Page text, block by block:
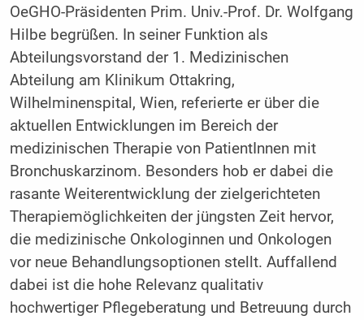
OeGHO-Präsidenten Prim. Univ.-Prof. Dr. Wolfgang
Hilbe begrüßen. In seiner Funktion als
Abteilungsvorstand der 1. Medizinischen
Abteilung am Klinikum Ottakring,
Wilhelminenspital, Wien, referierte er über die
aktuellen Entwicklungen im Bereich der
medizinischen Therapie von PatientInnen mit
Bronchuskarzinom. Besonders hob er dabei die
rasante Weiterentwicklung der zielgerichteten
Therapiemöglichkeiten der jüngsten Zeit hervor,
die medizinische Onkologinnen und Onkologen
vor neue Behandlungsoptionen stellt. Auffallend
dabei ist die hohe Relevanz qualitativ
hochwertiger Pflegeberatung und Betreuung durch